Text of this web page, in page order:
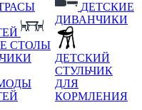
СТОЛЫ
ДЕТСКИЕ
ДИВАНЧИКИ
ДЕТСКИЙ
СТУЛЬЧИК
ДЛЯ
КОРМЛЕНИЯ